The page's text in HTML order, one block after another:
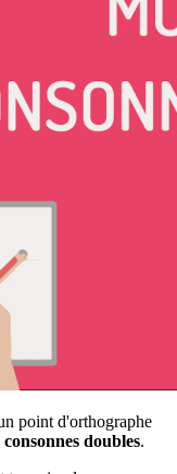
point d'orthographe
consonnes doubles.